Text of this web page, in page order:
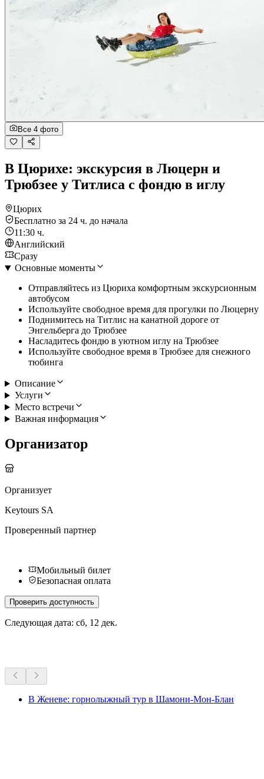
Все 4 фото
В Цюрихе: экскурсия в Люцерн и
Трюбзее у Титлиса с фондю в иглу
Цюрих
Бесплатно за 24 ч. до начала
11:30 ч.
Английский
Сразу
Основные моменты
Отправляйтесь из Цюриха комфортным экскурсионным
автобусом
Используйте свободное время для прогулки по Люцерну
Поднимитесь на Титлис на канатной дороге от
Энгельберга до Трюбзее
Насладитесь фондю в уютном иглу на Трюбзее
Используйте свободное время в Трюбзее для снежного
тюбинга
Описание
Услуги
Место встречи
Важная информация
Организатор
Организует
Keytours SA
Проверенный партнер
Мобильный билет
Безопасная оплата
Проверить доступность
Следующая дата: сб, 12 дек.
В Женеве: горнолыжный тур в Шамони-Мон-Блан